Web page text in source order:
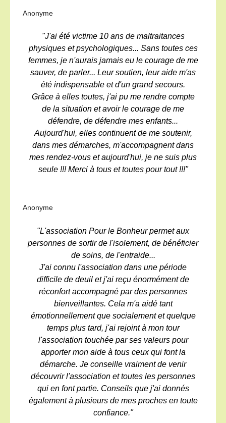
Anonyme
"J'ai été victime 10 ans de maltraitances
physiques et psychologiques... Sans toutes ces
femmes, je n'aurais jamais eu le courage de me
sauver, de parler... Leur soutien, leur aide m'as
été indispensable et d'un grand secours.
Grâce à elles toutes, j'ai pu me rendre compte
de la situation et avoir le courage de me
défendre, de défendre mes enfants...
Aujourd'hui, elles continuent de me soutenir,
dans mes démarches, m'accompagnent dans
mes rendez-vous et aujourd'hui, je ne suis plus
seule !!! Merci à tous et toutes pour tout !!!"
Anonyme
"L'association Pour le Bonheur permet aux
personnes de sortir de l'isolement, de bénéficier
de soins, de l'entraide...
J'ai connu l'association dans une période
difficile de deuil et j'ai reçu énormément de
réconfort accompagné par des personnes
bienveillantes. Cela m'a aidé tant
émotionnellement que socialement et quelque
temps plus tard, j'ai rejoint à mon tour
l'association touchée par ses valeurs pour
apporter mon aide à tous ceux qui font la
démarche. Je conseille vraiment de venir
découvrir l'association et toutes les personnes
qui en font partie. Conseils que j'ai donnés
également à plusieurs de mes proches en toute
confiance."